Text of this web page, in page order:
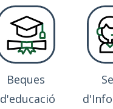
Beques
d'educació